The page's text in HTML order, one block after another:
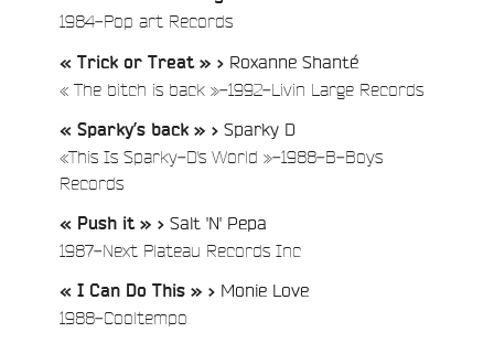
1984-Pop art Records/
« Trick or Treat » > Roxanne Shanté
« The bitch is back »-1992-Livin Large Records/
« Sparky’s back » > Sparky D
«This Is Sparky-D's World »-1988-B-Boys
Records/
« Push it » > Salt 'N' Pepa
1987-Next Plateau Records Inc/
« I Can Do This » > Monie Love
1988-Cooltempo